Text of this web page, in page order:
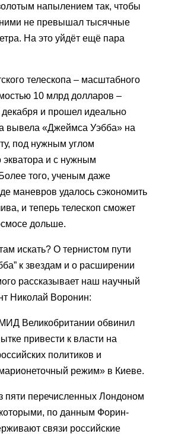
напылением так, чтобы
не превышал тысячные
На это уйдёт ещё пара
телескопа – масштабного
10 млрд долларов –
декабря и прошел идеально
вывела «Джеймса Уэбба» на
под нужным углом
экватора и с нужным
того, ученым даже
маневров удалось сэкономить
и теперь телескоп сможет
дольше.
искать? О тернистом пути
к звездам и о расширении
рассказывает наш научный
Николай Воронин:
Великобритании обвинил
привести к власти на
политиков и
режим» в Киеве.
пяти перечисленных Лондоном
которыми, по данным Форин-
связи российские